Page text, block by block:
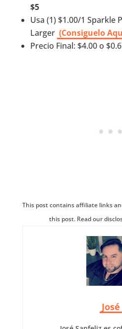
$5
Usa (1) $1.00/1 Sparkle
Larger (Consiguelo
Precio Final: $4.00 o
This post contains affiliate links
this post. Read our
José